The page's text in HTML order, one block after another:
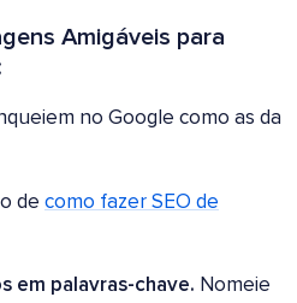
Amigáveis para
no Google como as da
de como fazer SEO de
em palavras-chave. Nomeie